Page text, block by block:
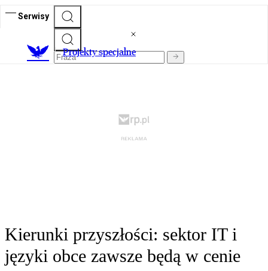
Serwisy
Projekty specjalne
Kierunki przyszłości: sektor IT i
języki obce zawsze będą w cenie